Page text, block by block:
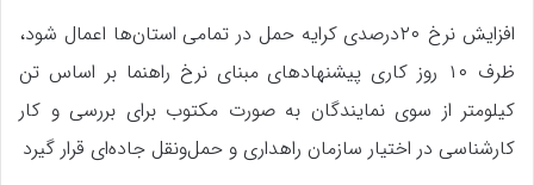
افزایش نرخ ۲۰درصدی کرایه حمل در تمامی استان‌ها اعمال شود،
ظرف ۱۰ روز کاری پیشنهاد‌های مبنای نرخ راهنما بر اساس تن
کیلومتر از سوی نمایندگان به صورت مکتوب برای بررسی و کار
کارشناسی در اختیار سازمان راهداری و حمل‌ونقل جاده‌ای قرار گیرد